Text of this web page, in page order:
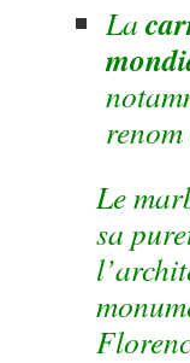
La
Le
sa